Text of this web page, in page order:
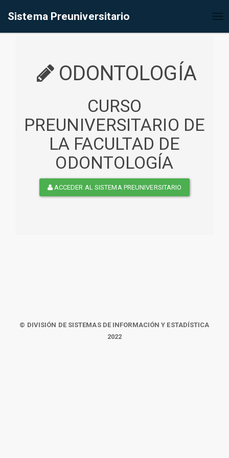
Sistema Preuniversitario
ODONTOLOGÍA
CURSO
PREUNIVERSITARIO DE
LA FACULTAD DE
ODONTOLOGÍA
ACCEDER AL SISTEMA PREUNIVERSITARIO
© DIVISIÓN DE SISTEMAS DE INFORMACIÓN Y ESTADÍSTICA
2022